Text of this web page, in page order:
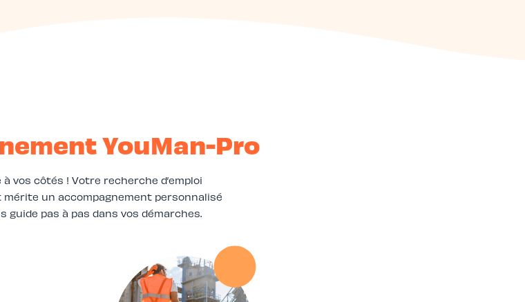
YouMan-Pro
vos côtés ! Votre recherche d’emploi
un accompagnement personnalisé
guide pas à pas dans vos démarches.